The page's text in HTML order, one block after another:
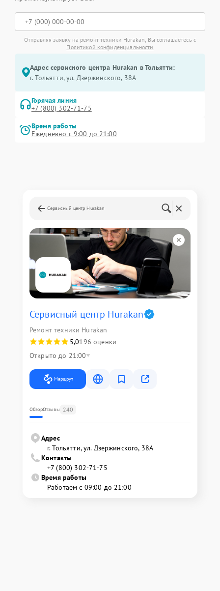
Отправляя заявку на ремонт техники Hurakan, Вы соглашаетесь с
Политикой конфиденциальности
Адрес сервисного центра Hurakan в Тольятти:
г. Тольятти, ул. Дзержинского, 38А
Горячая линия
+7 (800) 302-71-75
Время работы
Ежедневно с 9:00 до 21:00
Сервисный центр Hurakan
Сервисный центр Hurakan
Ремонт техники Hurakan
5,0196 оценки
Открыто до 21:00
Маршрут
ОбзорОтзывы 240
Адрес
г. Тольятти, ул. Дзержинского, 38А
Контакты
+7 (800) 302-71-75
Время работы
Работаем с 09:00 до 21:00